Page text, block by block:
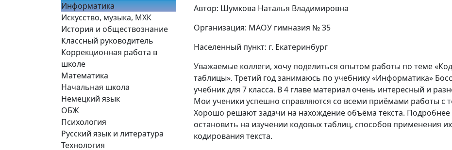
Информатика
Искусство, музыка, МХК
История и обществознание
Классный руководитель
Коррекционная работа в
школе
Математика
Начальная школа
Немецкий язык
ОБЖ
Психология
Русский язык и литература
Технология
Автор: Шумкова Наталья Владимировна
Организация: МАОУ гимназия № 35
Населенный пункт: г. Екатеринбург
Уважаемые коллеги, хочу поделиться опытом работы по теме
таблицы». Третий год занимаюсь по учебнику «Информатика»
учебник для 7 класса. В 4 главе материал очень интересный и
Мои ученики успешно справляются со всеми приёмами работы с
Хорошо решают задачи на нахождение объёма текста. Подробнее
остановить на изучении кодовых таблиц, способов применения
кодирования текста.